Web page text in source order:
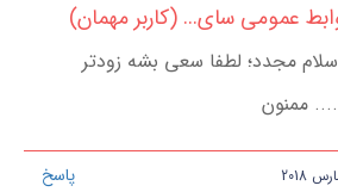
عمومی سای... (کاربر مهمان)
مجدد؛ لطفا سعی بشه زودتر
ممنون
پاسخ 2018